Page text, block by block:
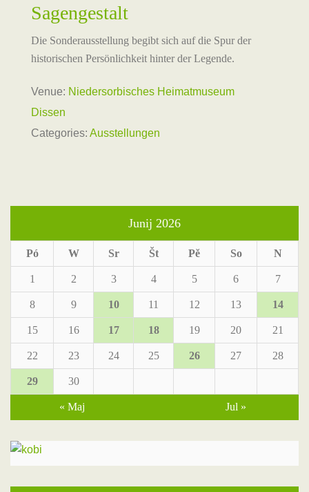
Sagengestalt
Die Sonderausstellung begibt sich auf die Spur der
historischen Persönlichkeit hinter der Legende.
Venue: Niedersorbisches Heimatmuseum
Dissen
Categories: Ausstellungen
Junij 2026
Pó W Sr Št Pě So N
1 2 3 4 5 6 7
8 9 10 11 12 13 14
15 16 17 18 19 20 21
22 23 24 25 26 27 28
29 30
« Maj Jul »